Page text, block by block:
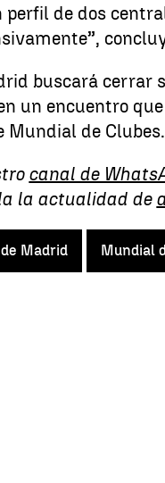
perfil de dos
buscará cerrar
un encuentro
Mundial de Clubes.
canal de
la actualidad de
Madrid Mundial